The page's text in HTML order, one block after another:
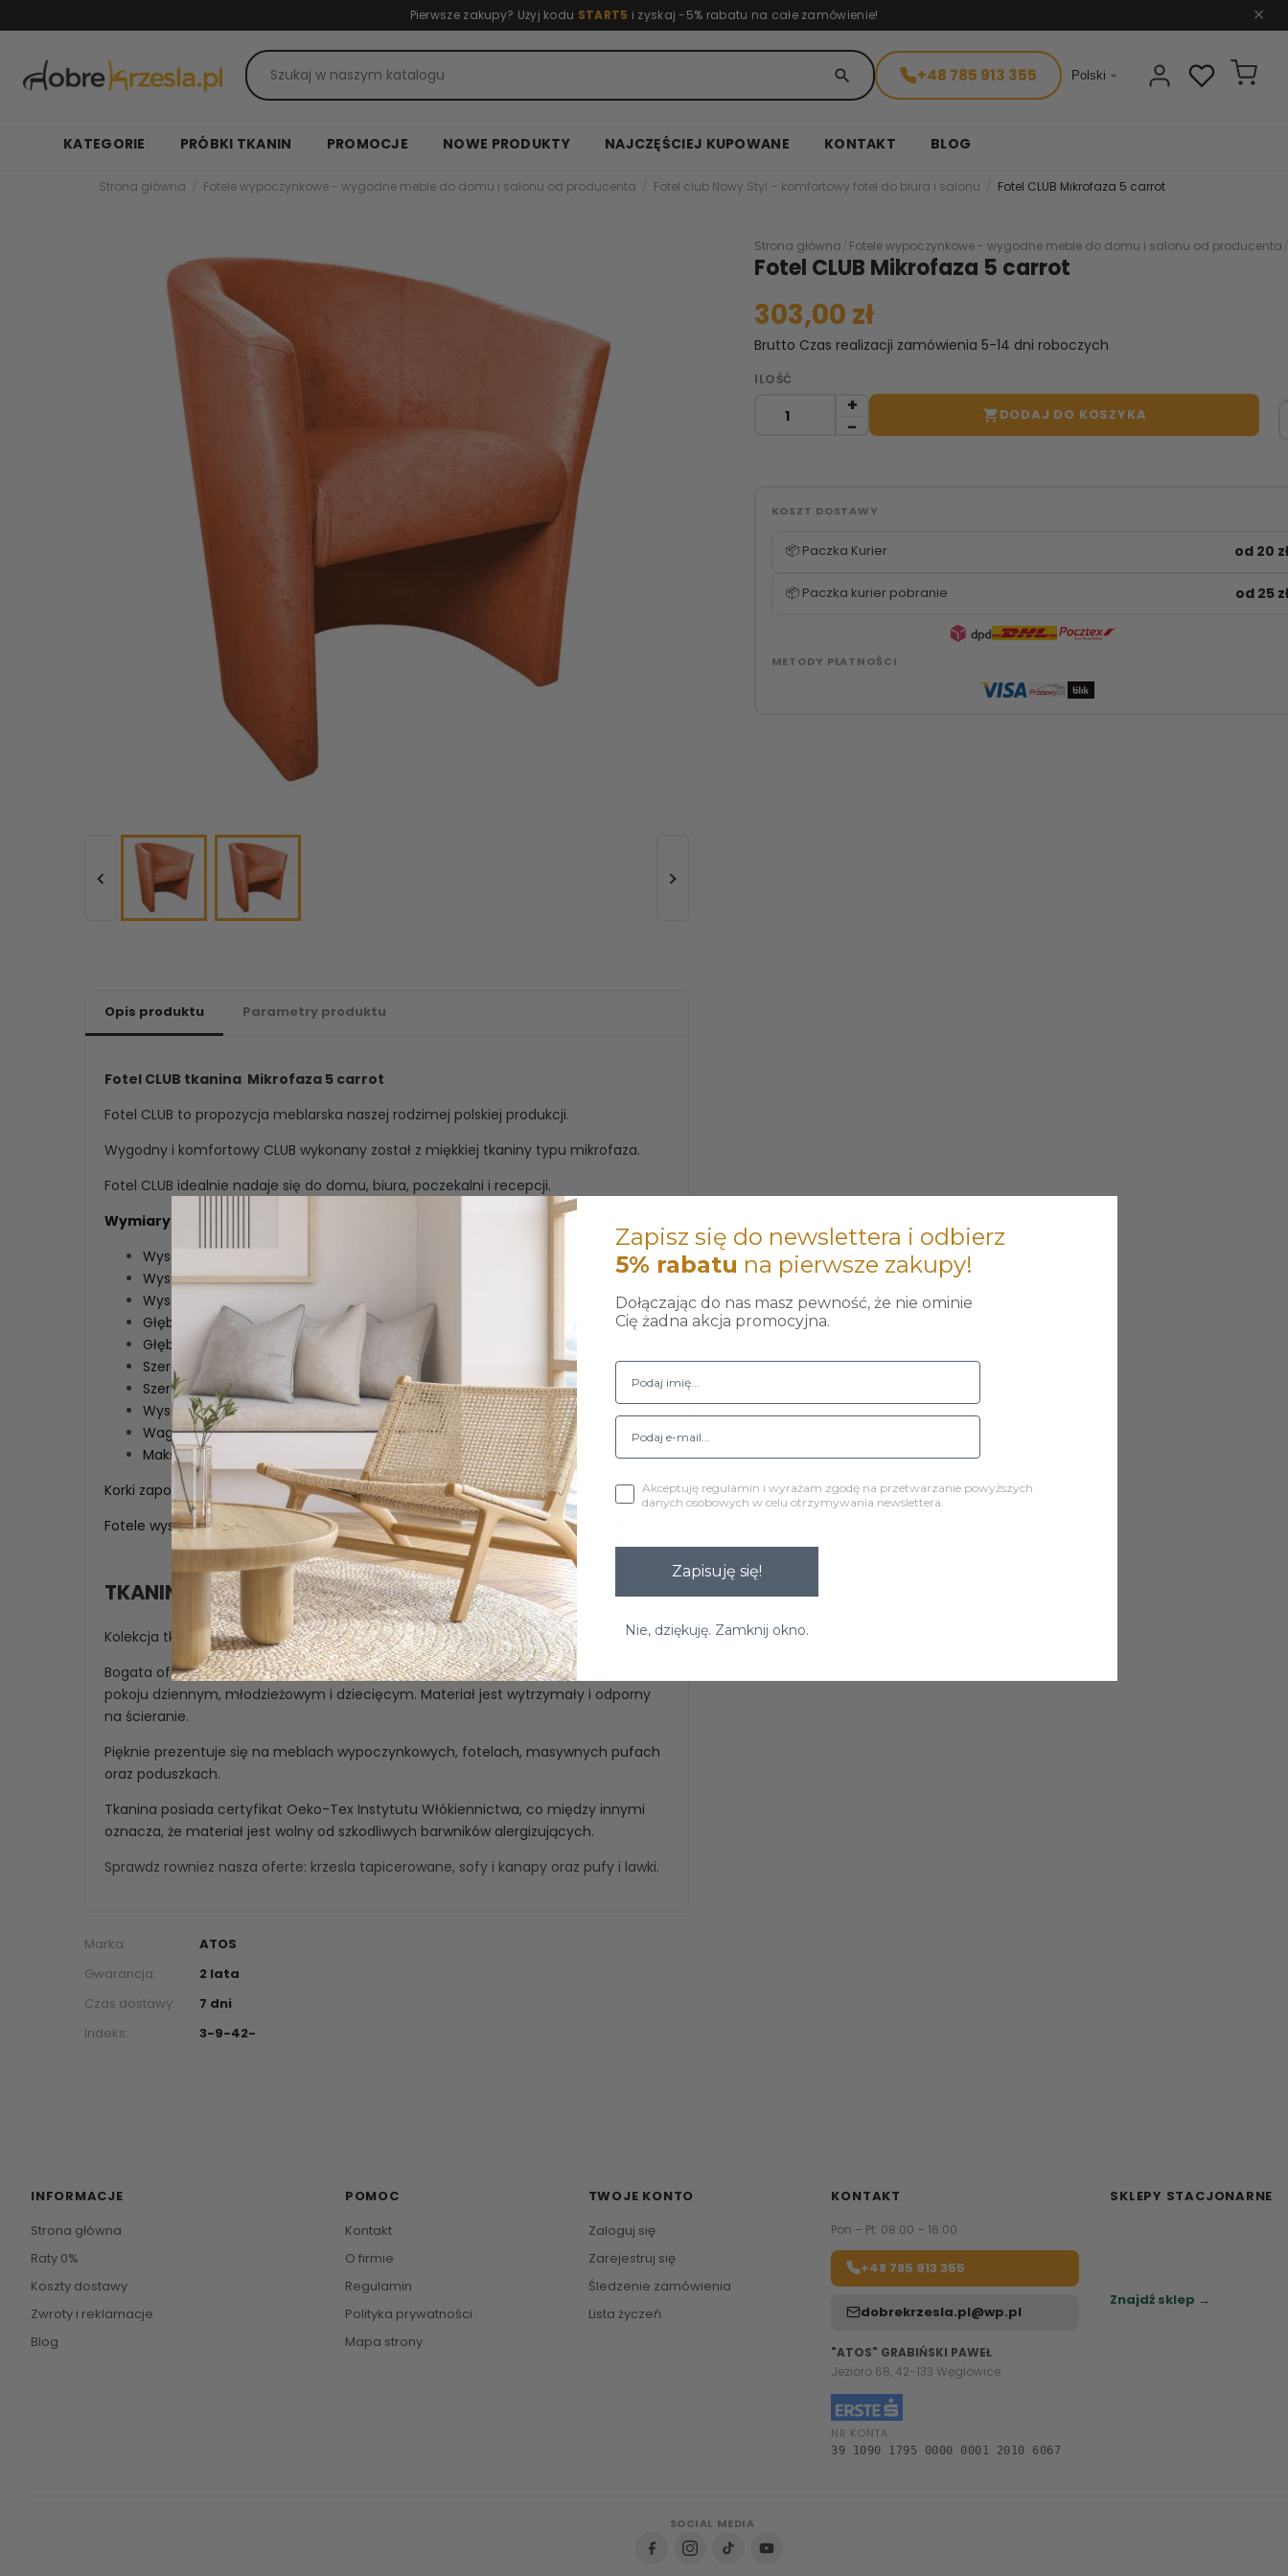
Pierwsze zakupy? Użyj kodu START5 i zyskaj -5% rabatu na całe zamówienie! ✕
search +48 785 913 355 Polski 
KATEGORIE PRÓBKI TKANIN PROMOCJE NOWE PRODUKTY NAJCZĘŚCIEJ KUPOWANE KONTAKT BLOG
Strona główna Fotele wypoczynkowe - wygodne meble do domu i salonu od producenta Fotel club Nowy Styl – komfortowy fotel do biura i salonu Fotel CLUB Mikrofaza 5 carrot
 
Strona główna Fotele wypoczynkowe - wygodne meble do domu i salonu od producenta
Fotel CLUB Mikrofaza 5 carrot
303,00 zł
Brutto Czas realizacji zamówienia 5-14 dni roboczych
ILOŚĆ
DODAJ DO KOSZYKA
KOSZT DOSTAWY
📦 Paczka Kurier od 20
📦 Paczka kurier pobranie od 25
METODY PŁATNOŚCI
Opis produktu Parametry produktu
Fotel CLUB tkanina Mikrofaza 5 carrot
Fotel CLUB to propozycja meblarska naszej rodzimej polskiej produkcji.
Wygodny i komfortowy CLUB wykonany został z miękkiej tkaniny typu mikrofaza.
Fotel CLUB idealnie nadaje się do domu, biura, poczekalni i recepcji.
Wymiary:
Wysokość: 75 cm,
Wysokość do siedziska: 44 cm,
Wysokość do podłokietnika: 62 cm,
Głębokość: 60 cm,
Głębokość siedziska: 49 cm,
Szerokość: 65 cm,
Szerokość siedziska: 46 cm,
Wysokość oparcia: 34 cm,
Waga: 13 kg,
Maksymalna waga obciążenia: 120 kg.
Korki zapobiegające rysowaniu podłogi zamontowane są w fotelach.
Fotele wysyłane są w całości. Brak dodatkowych elementów do zamontowania.
TKANINA MIKROFAZA
Kolekcja tkanin Mikrofaza to przyjemna w dotyku tkaniną.
Bogata oferta głęboko nasyconych propozycji kolorystycznych sprawdzi się do
pokoju dziennym, młodzieżowym i dziecięcym. Materiał jest wytrzymały i odporny
na ścieranie.
Pięknie prezentuje się na meblach wypoczynkowych, fotelach, masywnych pufach
oraz poduszkach.
Tkanina posiada certyfikat Oeko-Tex Instytutu Włókiennictwa, co między innymi
oznacza, że materiał jest wolny od szkodliwych barwników alergizujących.
Sprawdz rowniez nasza oferte: krzesla tapicerowane, sofy i kanapy oraz pufy i lawki.
Marka:
ATOS
Gwarancja:
2 lata
Czas dostawy:
7 dni
Indeks:
3-9-42-
INFORMACJE
Strona główna
Raty 0%
Koszty dostawy
Zwroty i reklamacje
Blog
POMOC
Kontakt
O firmie
Regulamin
Polityka prywatności
Mapa strony
TWOJE KONTO
Zaloguj się
Zarejestruj się
Śledzenie zamówienia
Lista życzeń
KONTAKT
Pon – Pt: 08:00 – 16:00
+48 785 913 355
dobrekrzesla.pl@wp.pl
"ATOS" GRABIŃSKI PAWEŁ
Jezioro 68, 42-133 Węglowice
NR KONTA:
39 1090 1795 0000 0001 2010 6067
SKLEPY STACJONARNE
Znajdź sklep →
SOCIAL MEDIA
Zapisz się do newslettera i odbierz
5% rabatu na pierwsze zakupy!
Dołączając do nas masz pewność, że nie ominie
Cię żadna akcja promocyjna.
Akceptuję regulamin i wyrażam zgodę na przetwarzanie powyższych
danych osobowych w celu otrzymywania newslettera.
Zapisuję się!
Nie, dziękuję. Zamknij okno.